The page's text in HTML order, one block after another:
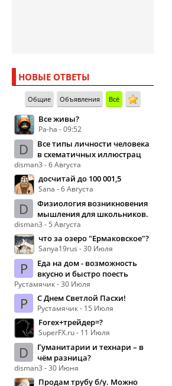
НОВЫЕ ОТВЕТЫ
Общие Объявления Всё
Все живы?
Pa-ha - 09:52
D
Все типы личности человека
в схематичных иллюстрац
disman3 - 6 Августа
досчитай до 100 001,5
Sana - 6 Августа
D
Физиология возникновения
мышления для школьников.
disman3 - 5 Августа
что за озеро "Ермаковское"?
Sanya19rus - 30 Июля
Р
Еда на дом - возможность
вкусно и быстро поесть
Рустамячик - 30 Июля
Р С Днем Светлой Пасхи!
Рустамячик - 15 Июля
Forex+трейдер=?
SuperFX.ru - 11 Июля
D
Гуманитарии и технари – в
чём разница?
disman3 - 30 Июня
Продам трубу б/у. Можно